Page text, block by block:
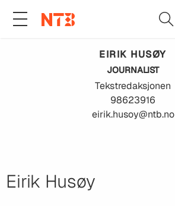
EIRIK HUSØY
JOURNALIST
Tekstredaksjonen
98623916
eirik.husoy@ntb.no
Eirik Husøy